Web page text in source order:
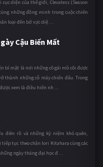
diện của thế giới, Clevatess (Season
những đồng minh trong cuộc chiến
loại đến bờ vực diệ ...
Cậu Biến Mất
bí mật là nơi những cô gái mồ côi được
thành những cỗ máy chiến đấu. Trong
xem là điều hiển nh ...
điên rồ và những kỷ niệm khó quên,
tiếp tục theo chân Iori Kitahara cùng các
ngày tháng đại học đ ...